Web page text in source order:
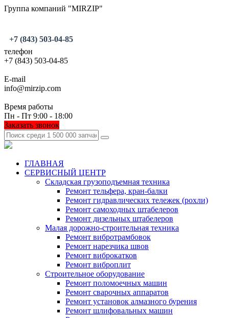
Группа компаний "MIRZIP"
+7 (843) 503-04-85
телефон
+7 (843) 503-04-85
E-mail
info@mirzip.com
Время работы
Пн - Пт 9:00 - 18:00
Заказать звонок
ГЛАВНАЯ
СЕРВИСНЫЙ ЦЕНТР
Складская грузоподъемная техника
Ремонт тельфера, кран-балки
Ремонт гидравлических тележек (рохли)
Ремонт самоходных штабелеров
Ремонт дизельных штабелеров
Малая дорожно-строительная техника
Ремонт вибротрамбовок
Ремонт нарезчика швов
Ремонт виброкатков
Ремонт виброплит
Строительное оборудование
Ремонт поломоечных машин
Ремонт сварочных аппаратов
Ремонт установок алмазного бурения
Ремонт шлифовальных машин